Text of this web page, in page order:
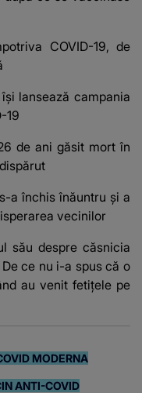
COVID-19, de
lansează campania
19
de ani găsit mort în
a închis înăuntru și a
vecinilor
său despre căsnicia
ce nu i-a spus că o
au venit fetițele pe
MODERNA
ANTI-COVID